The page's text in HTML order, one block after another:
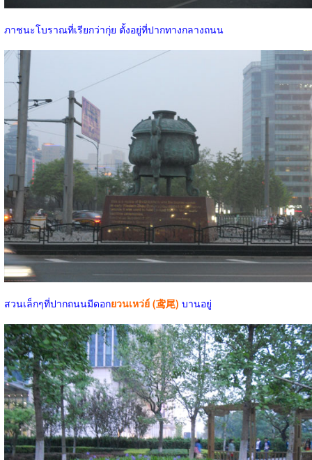
ภาชนะโบราณที่เรียกว่ากุ่ย ตั้งอยู่ที่ปากทางกลางถนน
สวนเล็กๆที่ปากถนนมีดอกยวนเหว่ย์ (鸢尾) บานอยู่